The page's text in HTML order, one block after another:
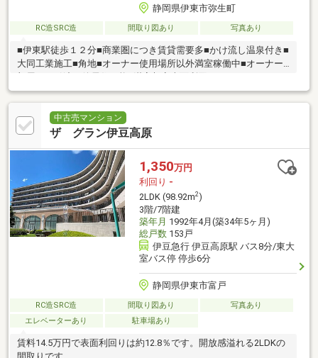
静岡県伊東市弥生町
RC造SRC造 間取り図あり 写真あり
■伊東駅徒歩１２分■商業圏につき賃貸需要多■かけ流し温泉付き■
大同工業施工■角地■オーナー使用場所以外満室稼働中■オーナー
中古売マンション
ザ グラン伊豆高原
1,350万円
利回り -
2LDK (98.92m2)
3階/7階建
築年月 1992年4月(築34年5ヶ月)
総戸数153戸
伊豆急行 伊豆高原駅 バス8分/東大
室バス停 停歩6分
静岡県伊東市富戸
RC造SRC造 間取り図あり
写真あり
エレベーターあり
駐車場あり
賃料14.5万円で表面利回りは約12.8％です。開放感溢れる2LDKの